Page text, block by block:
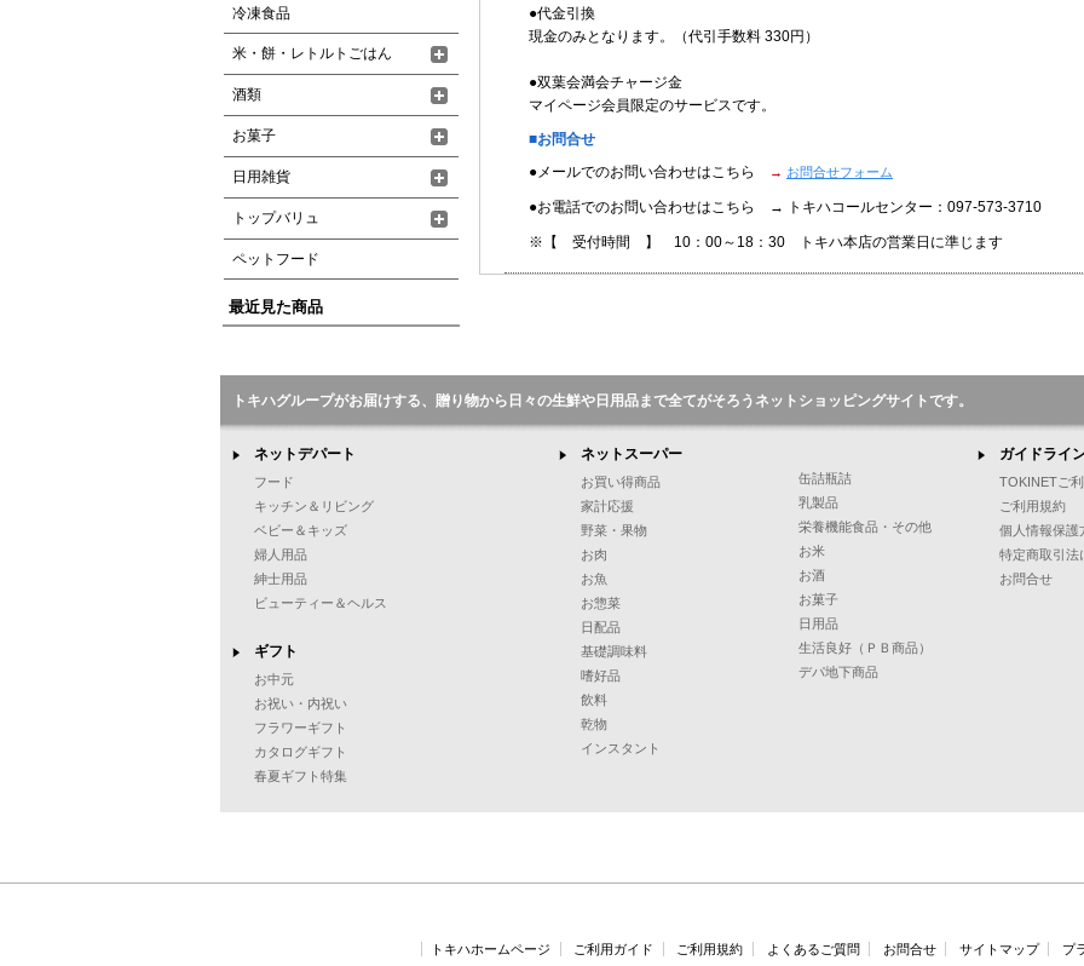
●代金引換
現金のみとなります。（代引手数料 330円）
●双葉会満会チャージ金
マイページ会員限定のサービスです。
■お問合せ
●メールでのお問い合わせはこちら
→ お問合せフォーム
●お電話でのお問い合わせはこちら → トキハコールセンター：097-573-3710
※【 受付時間 】 10：00～18：30 トキハ本店の営業日に準じます
冷凍食品
米・餅・レトルトごはん
酒類
お菓子
日用雑貨
トップバリュ
ペットフード
最近見た商品
トキハグループがお届けする、贈り物から日々の生鮮や日用品まで全てがそろうネットショッピングサイトです。
ネットデパート
フード
キッチン＆リビング
ベビー＆キッズ
婦人用品
紳士用品
ビューティー＆ヘルス
ギフト
お中元
お祝い・内祝い
フラワーギフト
カタログギフト
春夏ギフト特集
ネットスーパー
お買い得商品
家計応援
野菜・果物
お肉
お魚
お惣菜
日配品
基礎調味料
嗜好品
飲料
乾物
インスタント
缶詰瓶詰
乳製品
栄養機能食品・その他
お米
お酒
お菓子
日用品
生活良好（ＰＢ商品）
デパ地下商品
ガイドライ
TOKINETご
ご利用規約
個人情報保護
特定商取引法
お問合せ
トキハホームページ ご利用ガイド ご利用規約 よくあるご質問 お問合せ サイトマップ プ